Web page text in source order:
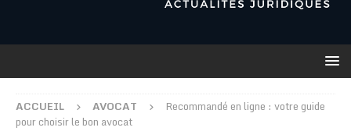
ACCUEIL AVOCAT
Recommandé en ligne : votre guide
pour choisir le bon avocat